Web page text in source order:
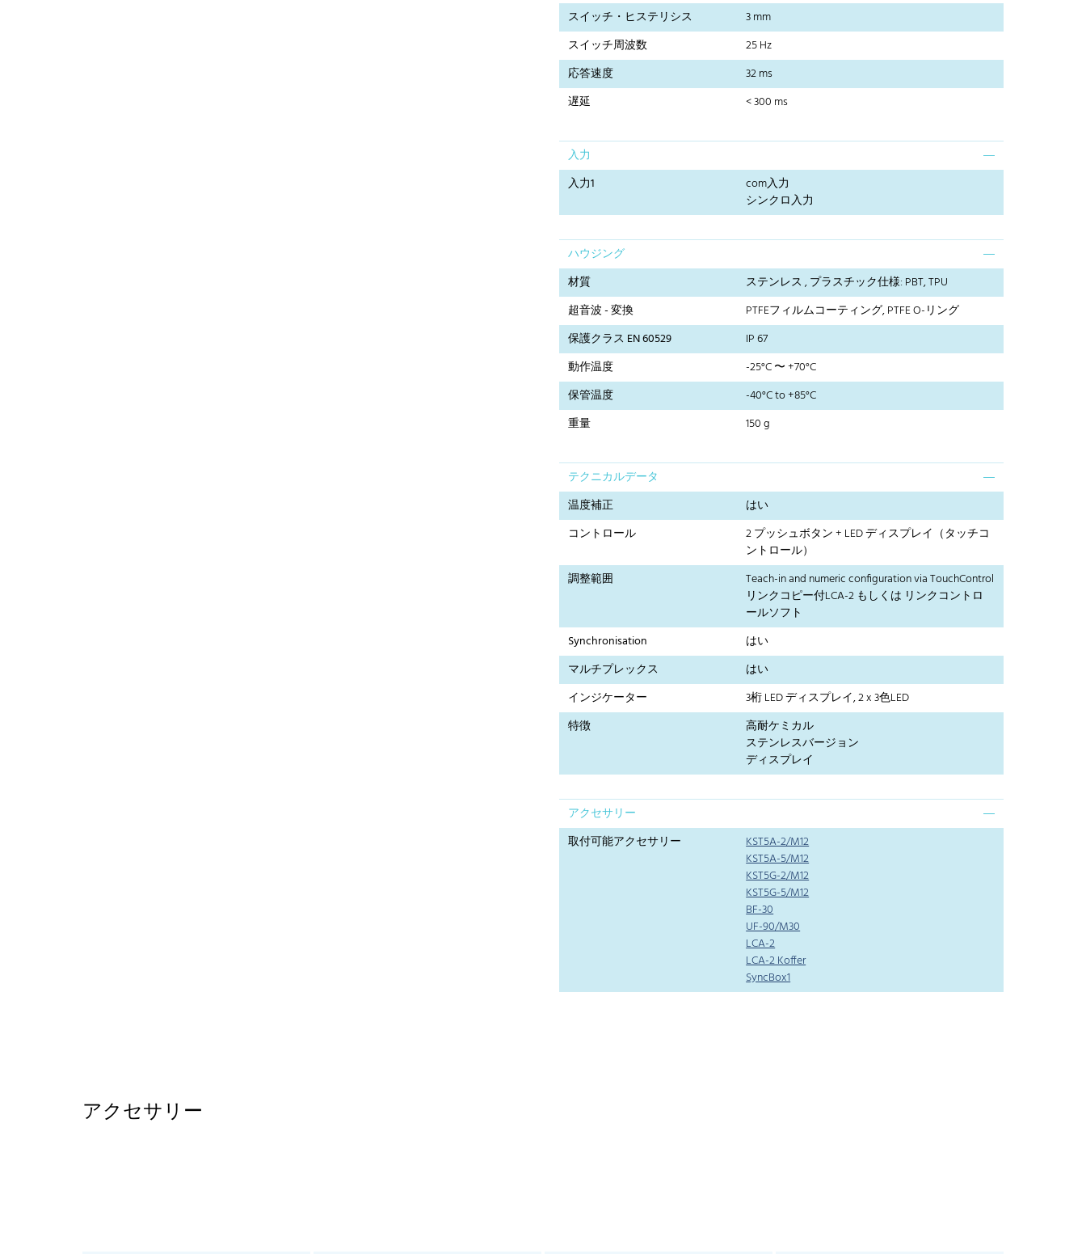
スイッチ・ヒステリシス
3 mm
スイッチ周波数
25 Hz
応答速度
32 ms
遅延
< 300 ms
入力
入力1
com入力
シンクロ入力
ハウジング
材質
ステンレス , プラスチック仕様: PBT, TPU
超音波 - 変換
PTFEフィルムコーティング, PTFE O-リング
保護クラス EN 60529
IP 67
動作温度
-25°C 〜 +70°C
保管温度
-40°C to +85°C
重量
150 g
テクニカルデータ
温度補正
はい
コントロール
2 プッシュボタン + LED ディスプレイ（タッチコ
ントロール）
調整範囲
Teach-in and numeric configuration via TouchControl
リンクコピー付LCA-2 もしくは リンクコントロ
ールソフト
Synchronisation
はい
マルチプレックス
はい
インジケーター
3桁 LED ディスプレイ, 2 x 3色LED
特徴
高耐ケミカル
ステンレスバージョン
ディスプレイ
アクセサリー
取付可能アクセサリー
KST5A-2/M12
KST5A-5/M12
KST5G-2/M12
KST5G-5/M12
BF-30
UF-90/M30
LCA-2
LCA-2 Koffer
SyncBox1
アクセサリー